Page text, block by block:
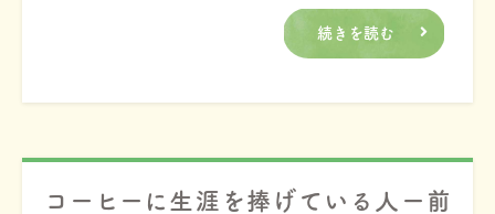
続きを読む
コーヒーに生涯を捧げている人ー前